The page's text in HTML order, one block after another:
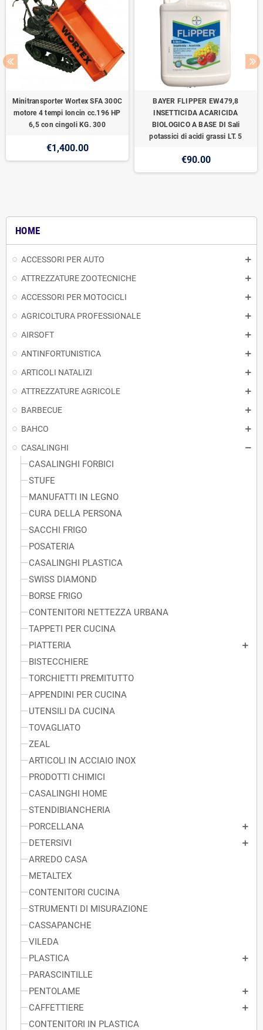
HOME
ACCESSORI PER AUTO
ATTREZZATURE ZOOTECNICHE
ACCESSORI PER MOTOCICLI
AGRICOLTURA PROFESSIONALE
AIRSOFT
ANTINFORTUNISTICA
ARTICOLI NATALIZI
ATTREZZATURE AGRICOLE
BARBECUE
BAHCO
CASALINGHI
CASALINGHI FORBICI
STUFE
MANUFATTI IN LEGNO
CURA DELLA PERSONA
SACCHI FRIGO
POSATERIA
CASALINGHI PLASTICA
SWISS DIAMOND
BORSE FRIGO
CONTENITORI NETTEZZA URBANA
TAPPETI PER CUCINA
PIATTERIA
BISTECCHIERE
TORCHIETTI PREMITUTTO
APPENDINI PER CUCINA
UTENSILI DA CUCINA
TOVAGLIATO
ZEAL
ARTICOLI IN ACCIAIO INOX
PRODOTTI CHIMICI
CASALINGHI HOME
STENDIBIANCHERIA
PORCELLANA
DETERSIVI
ARREDO CASA
METALTEX
CONTENITORI CUCINA
STRUMENTI DI MISURAZIONE
CASSAPANCHE
VILEDA
PLASTICA
PARASCINTILLE
PENTOLAME
CAFFETTIERE
CONTENITORI IN PLASTICA
Minitransporter Wortex SFA 300C
motore 4 tempi loncin cc.196 HP
6,5 con cingoli KG. 300
€1,400.00
BAYER FLIPPER EW479,8
INSETTICIDA ACARICIDA
BIOLOGICO A BASE DI Sali
potassici di acidi grassi LT. 5
€90.00